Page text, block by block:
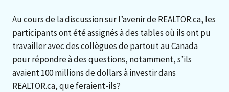
Au cours de la discussion sur l’avenir de REALTOR.ca, les
participants ont été assignés à des tables où ils ont pu
travailler avec des collègues de partout au Canada
pour répondre à des questions, notamment, s’ils
avaient 100 millions de dollars à investir dans
REALTOR.ca, que feraient-ils?